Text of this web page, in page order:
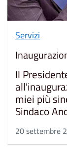
Servizi
Il
miei più
Sindaco
20 settembre